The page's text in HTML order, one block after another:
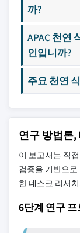
까?
APAC 천연
인입니까?
주요 천연
연구 방법론,
이 보고서는 직
검증을 기반으
한 데스크 리서
6단계 연구